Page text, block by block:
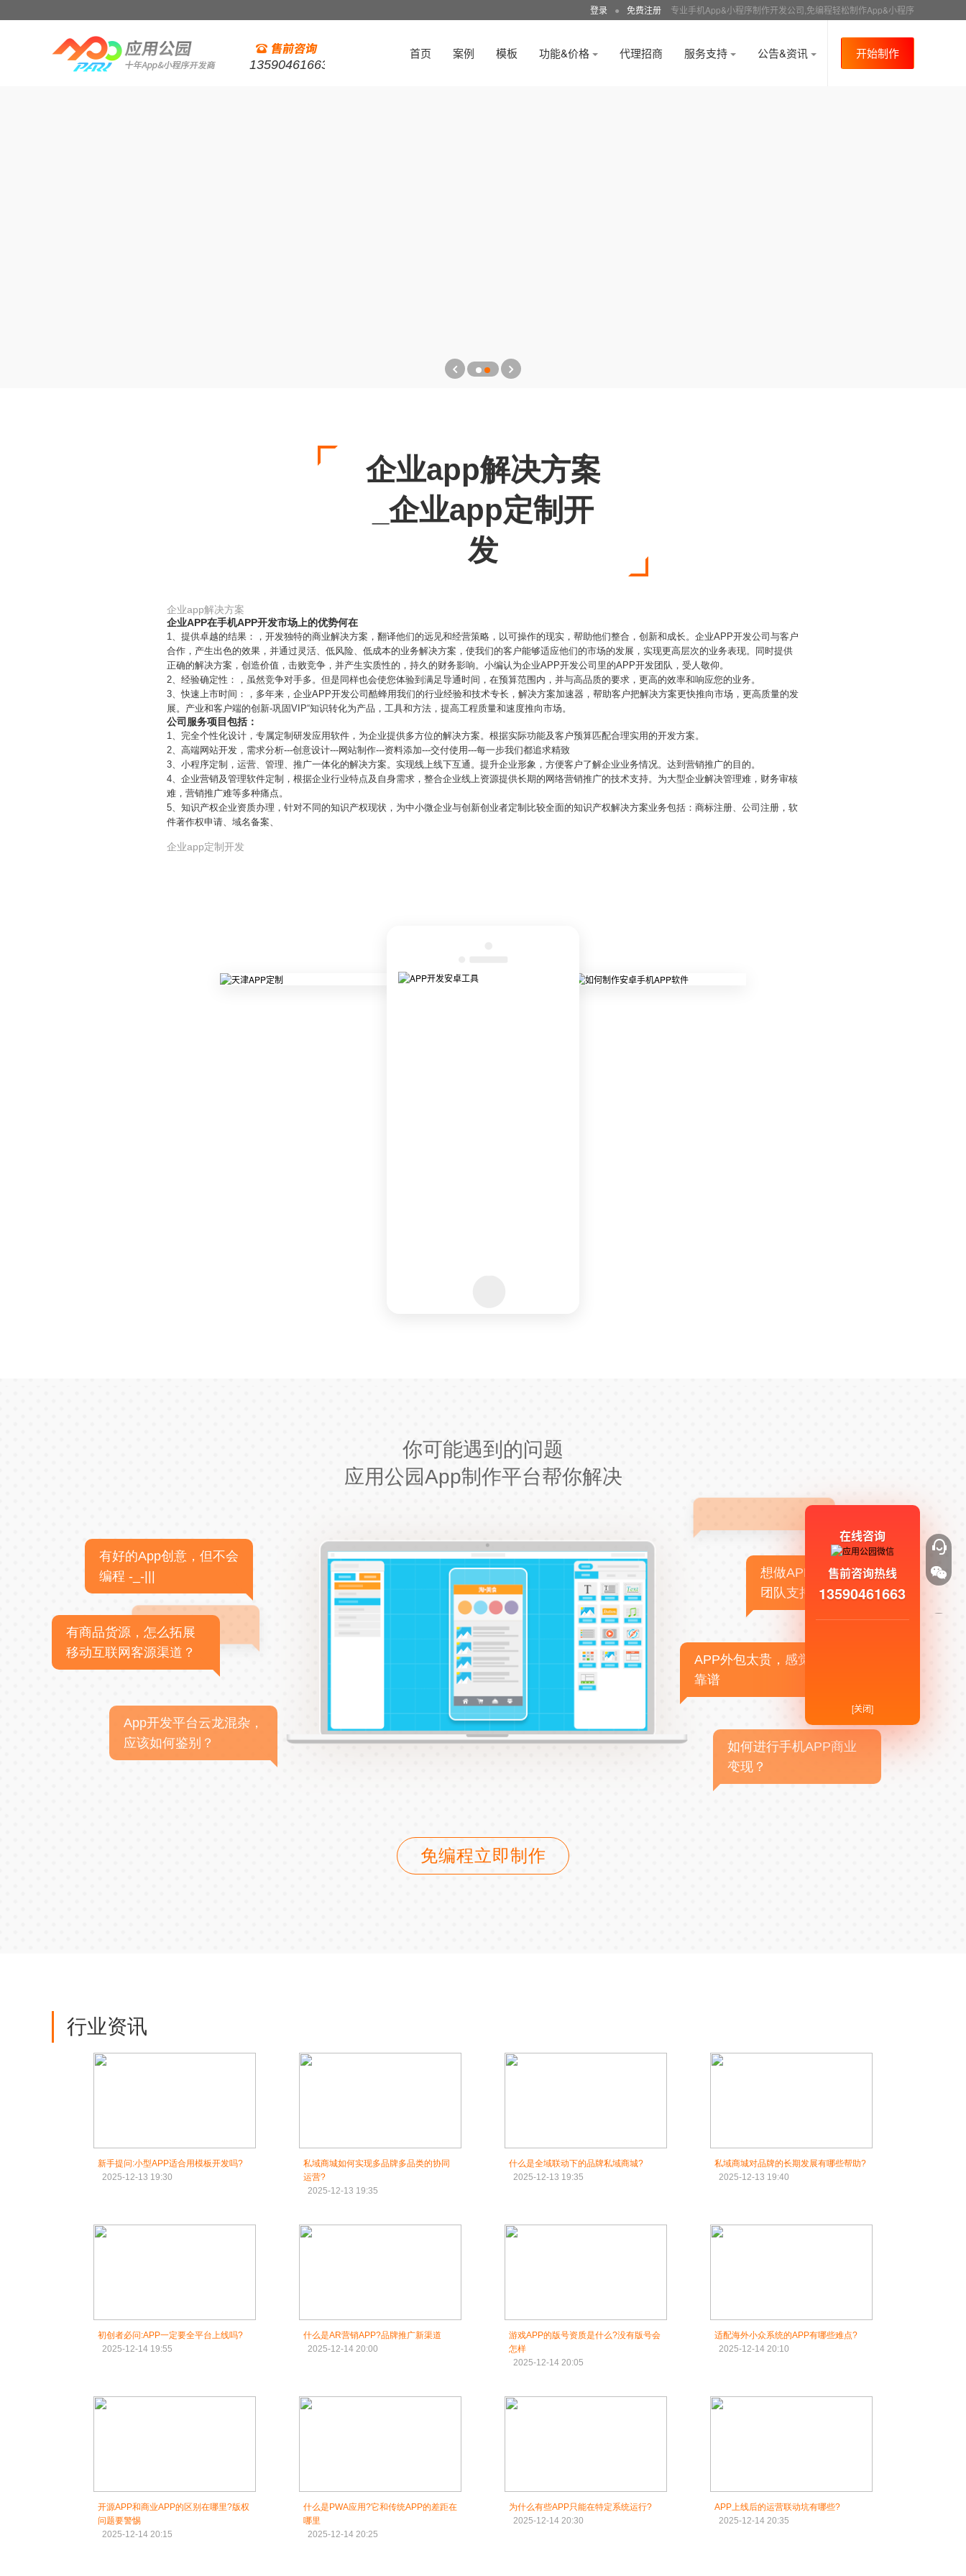
登录 ● 免费注册 专业手机App&小程序制作开发公司,免编程轻松制作App&小程序
13590461663
首页 案例 模板 功能&价格 代理招商 服务支持 公告&资讯 开始制作
企业app解决方案
_企业app定制开
发
企业app解决方案
企业APP在手机APP开发市场上的优势何在
1、提供卓越的结果：，开发独特的商业解决方案，翻译他们的远见和经营策略，以可操作的现实，帮助他们整合，创新和成长。企业APP开发公司与客户
合作，产生出色的效果，并通过灵活、低风险、低成本的业务解决方案，使我们的客户能够适应他们的市场的发展，实现更高层次的业务表现。同时提供
正确的解决方案，创造价值，击败竞争，并产生实质性的，持久的财务影响。小编认为企业APP开发公司里的APP开发团队，受人敬仰。
2、经验确定性：，虽然竞争对手多。但是同样也会使您体验到满足导通时间，在预算范围内，并与高品质的要求，更高的效率和响应您的业务。
3、快速上市时间：，多年来，企业APP开发公司酷蜂用我们的行业经验和技术专长，解决方案加速器，帮助客户把解决方案更快推向市场，更高质量的发
展。产业和客户端的创新-巩固VIP“知识转化为产品，工具和方法，提高工程质量和速度推向市场。
公司服务项目包括：
1、完全个性化设计，专属定制研发应用软件，为企业提供多方位的解决方案。根据实际功能及客户预算匹配合理实用的开发方案。
2、高端网站开发，需求分析---创意设计---网站制作---资料添加---交付使用---每一步我们都追求精致
3、小程序定制，运营、管理、推广一体化的解决方案。实现线上线下互通。提升企业形象，方便客户了解企业业务情况。达到营销推广的目的。
4、企业营销及管理软件定制，根据企业行业特点及自身需求，整合企业线上资源提供长期的网络营销推广的技术支持。为大型企业解决管理难，财务审核
难，营销推广难等多种痛点。
5、知识产权企业资质办理，针对不同的知识产权现状，为中小微企业与创新创业者定制比较全面的知识产权解决方案业务包括：商标注册、公司注册，软
件著作权申请、域名备案、
企业app定制开发
你可能遇到的问题
应用公园App制作平台帮你解决
有好的App创意，但不会
编程 -_-|||
有商品货源，怎么拓展
移动互联网客源渠道？
App开发平台云龙混杂，
应该如何鉴别？
想做APP，但没有技术
团队支持
APP外包太贵，感觉不
靠谱
如何进行手机APP商业
变现？
免编程立即制作
行业资讯
新手提问:小型APP适合用模板开发吗?
2025-12-13 19:30
私域商城如何实现多品牌多品类的协同
运营?
2025-12-13 19:35
什么是全域联动下的品牌私域商城?
2025-12-13 19:35
私域商城对品牌的长期发展有哪些帮助?
2025-12-13 19:40
初创者必问:APP一定要全平台上线吗?
2025-12-14 19:55
什么是AR营销APP?品牌推广新渠道
2025-12-14 20:00
游戏APP的版号资质是什么?没有版号会
怎样
2025-12-14 20:05
适配海外小众系统的APP有哪些难点?
2025-12-14 20:10
开源APP和商业APP的区别在哪里?版权
问题要警惕
2025-12-14 20:15
什么是PWA应用?它和传统APP的差距在
哪里
2025-12-14 20:25
为什么有些APP只能在特定系统运行?
2025-12-14 20:30
APP上线后的运营联动坑有哪些?
2025-12-14 20:35
在线咨询
售前咨询热线
13590461663
[关闭]